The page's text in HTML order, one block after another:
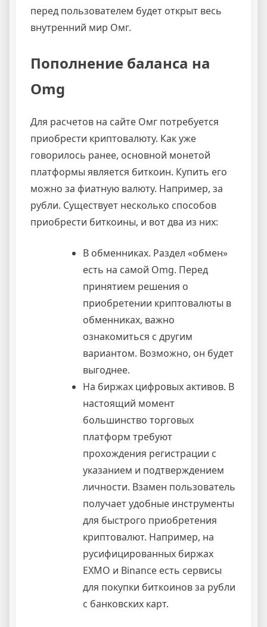
перед пользователем будет открыт весь
внутренний мир Омг.
Пополнение баланса на
Omg
Для расчетов на сайте Омг потребуется
приобрести криптовалюту. Как уже
говорилось ранее, основной монетой
платформы является биткоин. Купить его
можно за фиатную валюту. Например, за
рубли. Существует несколько способов
приобрести биткоины, и вот два из них:
В обменниках. Раздел «обмен»
есть на самой Omg. Перед
принятием решения о
приобретении криптовалюты в
обменниках, важно
ознакомиться с другим
вариантом. Возможно, он будет
выгоднее.
На биржах цифровых активов. В
настоящий момент
большинство торговых
платформ требуют
прохождения регистрации с
указанием и подтверждением
личности. Взамен пользователь
получает удобные инструменты
для быстрого приобретения
криптовалют. Например, на
русифицированных биржах
EXMO и Binance есть сервисы
для покупки биткоинов за рубли
с банковских карт.